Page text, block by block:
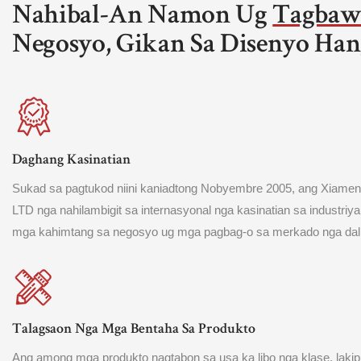
Nahibal-An Namon Ug
Negosyo, Gikan Sa Disenyo
Daghang Kasinatian
Sukad sa pagtukod niini kaniadtong Nobyembre 2005, ang
LTD nga nahilambigit sa internasyonal nga kasinatian sa
mga kahimtang sa negosyo ug mga pagbag-o sa merkado nga
Talagsaon Nga Mga Bentaha Sa Produkto
Ang among mga produkto nagtabon sa usa ka libo nga klase,